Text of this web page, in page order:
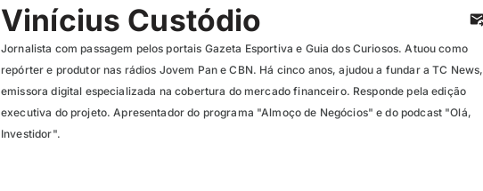
Vinícius Custódio
Jornalista com passagem pelos portais Gazeta Esportiva e Guia dos Curiosos. Atuou como
repórter e produtor nas rádios Jovem Pan e CBN. Há cinco anos, ajudou a fundar a TC News,
emissora digital especializada na cobertura do mercado financeiro. Responde pela edição
executiva do projeto. Apresentador do programa "Almoço de Negócios" e do podcast "Olá,
Investidor".